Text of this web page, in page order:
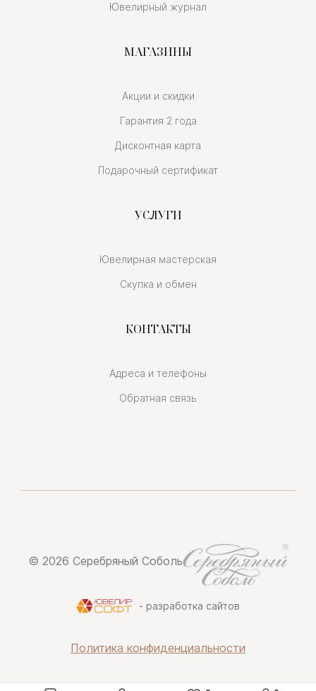
Ювелирный журнал
МАГАЗИНЫ
Акции и скидки
Гарантия 2 года
Дисконтная карта
Подарочный сертификат
УСЛУГИ
Ювелирная мастерская
Скупка и обмен
КОНТАКТЫ
Адреса и телефоны
Обратная связь
© 2026 Серебряный Соболь
- разработка сайтов
Политика конфиденциальности